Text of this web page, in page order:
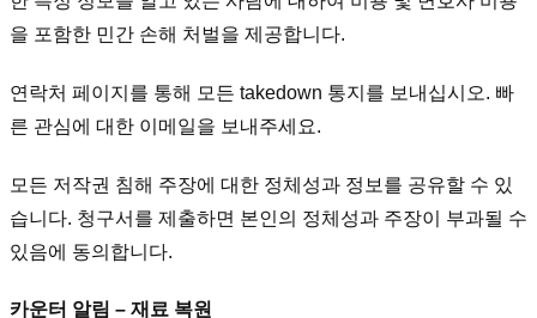
을 포함한 민간 손해 처벌을 제공합니다.
연락처 페이지를 통해 모든 takedown 통지를 보내십시오. 빠
른 관심에 대한 이메일을 보내주세요.
모든 저작권 침해 주장에 대한 정체성과 정보를 공유할 수 있
습니다. 청구서를 제출하면 본인의 정체성과 주장이 부과될 수
있음에 동의합니다.
카운터 알림 – 재료 복원